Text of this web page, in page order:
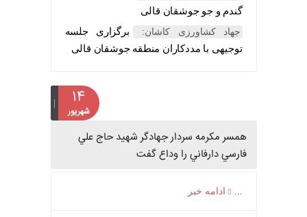
گندم و جو جوشقان قالی
جهاد کشاورزی کاشان: برگزاری جلسه
توجیهی با مددکاران منطقه جوشقان قالی
۱۴
شهریور
همسر مکرمه سردار جهادگر شهيد حاج علي
فارسي دارفاني را وداع گفت
ادامه خبر